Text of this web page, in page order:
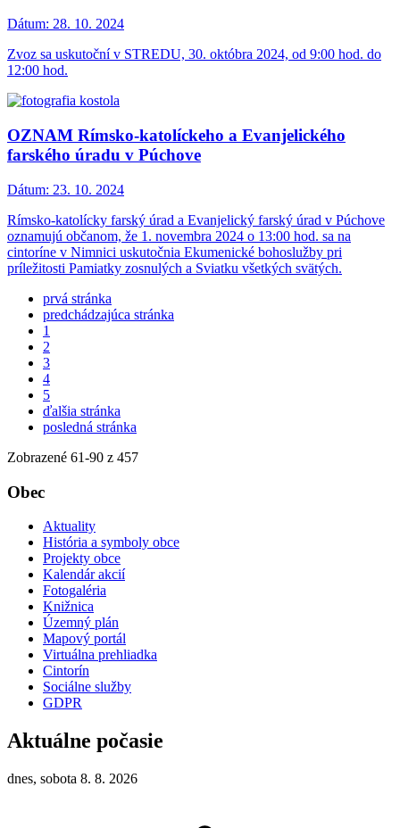
Dátum: 28. 10. 2024
Zvoz sa uskutoční v STREDU, 30. októbra 2024, od 9:00 hod. do
12:00 hod.
OZNAM Rímsko-katolíckeho a Evanjelického
farského úradu v Púchove
Dátum: 23. 10. 2024
Rímsko-katolícky farský úrad a Evanjelický farský úrad v Púchove
oznamujú občanom, že 1. novembra 2024 o 13:00 hod. sa na
cintoríne v Nimnici uskutočnia Ekumenické bohoslužby pri
príležitosti Pamiatky zosnulých a Sviatku všetkých svätých.
prvá stránka
predchádzajúca stránka
1
2
3
4
5
ďalšia stránka
posledná stránka
Zobrazené 61-90 z 457
Obec
Aktuality
História a symboly obce
Projekty obce
Kalendár akcií
Fotogaléria
Knižnica
Územný plán
Mapový portál
Virtuálna prehliadka
Cintorín
Sociálne služby
GDPR
Aktuálne počasie
dnes, sobota 8. 8. 2026